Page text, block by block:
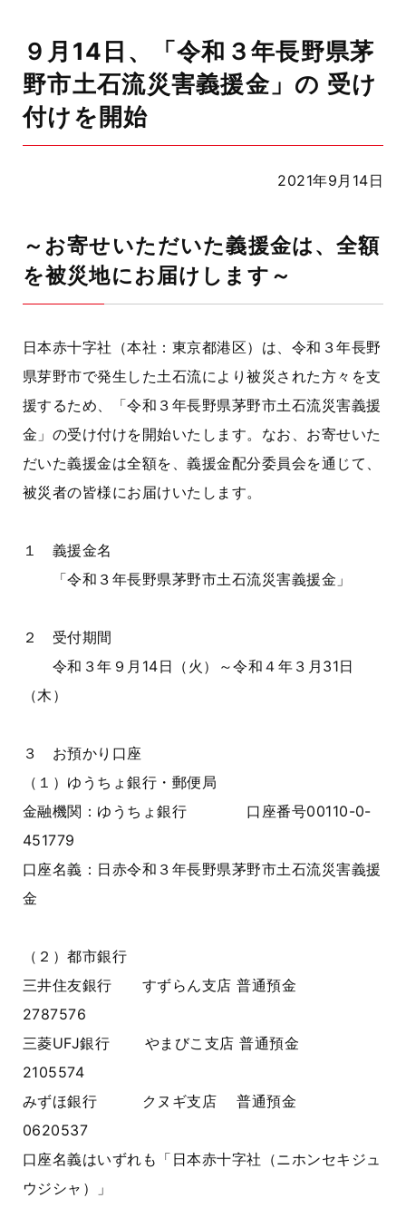
９月14日、「令和３年長野県茅
野市土石流災害義援金」の 受け
付けを開始
2021年9月14日
～お寄せいただいた義援金は、全額
を被災地にお届けします～
日本赤十字社（本社：東京都港区）は、令和３年長野
県芽野市で発生した土石流により被災された方々を支
援するため、「令和３年長野県茅野市土石流災害義援
金」の受け付けを開始いたします。なお、お寄せいた
だいた義援金は全額を、義援金配分委員会を通じて、
被災者の皆様にお届けいたします。
１ 義援金名
「令和３年長野県茅野市土石流災害義援金」
２ 受付期間
令和３年９月14日（火）～令和４年３月31日
（木）
３ お預かり口座
（１）ゆうちょ銀行・郵便局
金融機関：ゆうちょ銀行 口座番号00110-0-
451779
口座名義：日赤令和３年長野県茅野市土石流災害義援
金
（２）都市銀行
三井住友銀行 すずらん支店 普通預金
2787576
三菱UFJ銀行 やまびこ支店 普通預金
2105574
みずほ銀行 クヌギ支店 普通預金
0620537
口座名義はいずれも「日本赤十字社（ニホンセキジュ
ウジシャ）」